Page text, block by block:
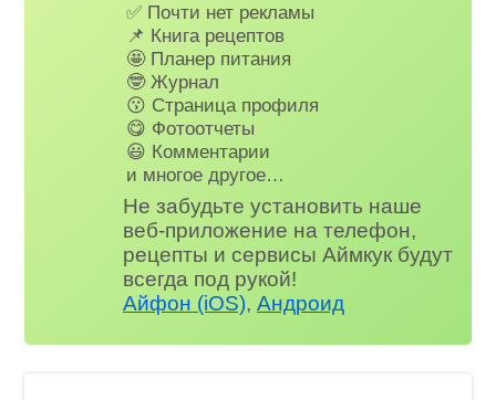
✅ Почти нет рекламы
📌 Книга рецептов
🤩 Планер питания
🤓 Журнал
😗 Страница профиля
😋 Фотоотчеты
😃 Комментарии
и многое другое…
Не забудьте установить наше
веб-приложение на телефон,
рецепты и сервисы Аймкук будут
всегда под рукой!
Айфон (iOS),Андроид